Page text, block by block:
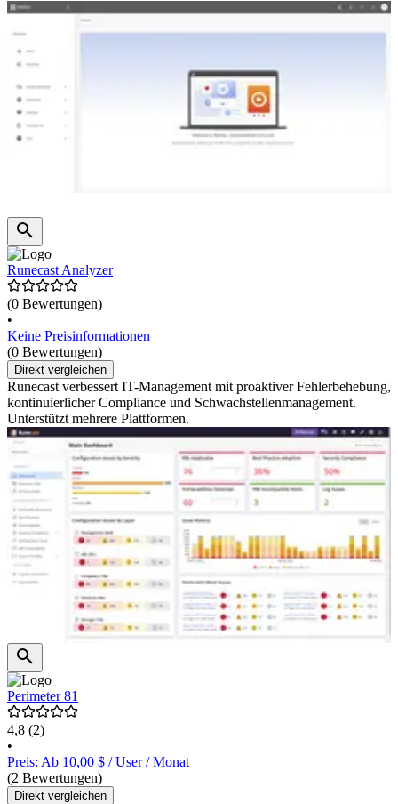
Runecast Analyzer
(0 Bewertungen)
•
Keine Preisinformationen
(0 Bewertungen)
Direkt vergleichen
Runecast verbessert IT-Management mit proaktiver Fehlerbehebung,
kontinuierlicher Compliance und Schwachstellenmanagement.
Unterstützt mehrere Plattformen.
Perimeter 81
4,8 (2)
•
Preis: Ab 10,00 $ / User / Monat
(2 Bewertungen)
Direkt vergleichen